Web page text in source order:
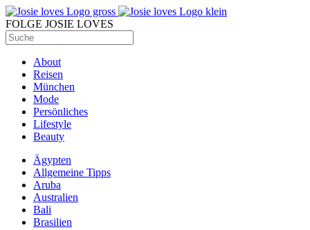
FOLGE JOSIE LOVES
About
Reisen
München
Mode
Persönliches
Lifestyle
Beauty
Ägypten
Allgemeine Tipps
Aruba
Australien
Bali
Brasilien